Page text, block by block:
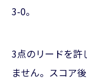
3-0。
3点のリードを許
ません。スコア